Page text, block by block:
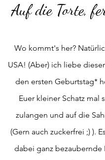
Auf die Torte,
Wo kommt's her?
USA! (Aber) ich liebe
den ersten Geburtstag*
Euer kleiner Schatz mal
zulangen und auf die
(Gern auch zuckerfrei ;) ).
dabei ganz bezaubernde